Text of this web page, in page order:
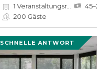
1 Veranstaltungsräume
200 Gäste
SCHNELLE ANTWORT